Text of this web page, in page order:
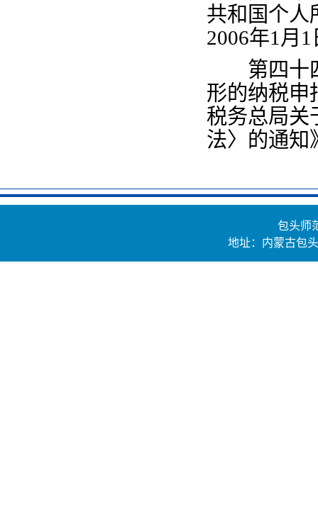
共和国个人
2006年1 月 1
第四十
形的纳税申
税务总局关
法〉的通知
包头师
地址：内蒙古包